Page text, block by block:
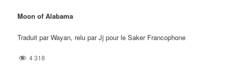
Moon of Alabama
Traduit par Wayan, relu par Jj pour le Saker Francophone
4 318